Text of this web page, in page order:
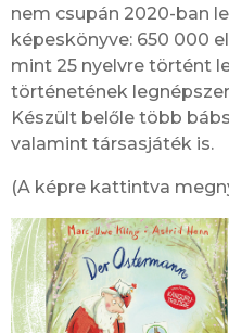
nem csupán 2020-ban
képeskönyve: 650 000
mint 25 nyelvre történt
történetének
Készült belőle több
valamint társasjáték is.
(A képre kattintva